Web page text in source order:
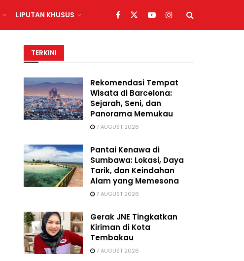
LIPUTAN KHUSUS
TERKINI
Rekomendasi Tempat
Wisata di Barcelona:
Sejarah, Seni, dan
Panorama Memukau
7 AUGUST 2026
Pantai Kenawa di
Sumbawa: Lokasi, Daya
Tarik, dan Keindahan
Alam yang Memesona
7 AUGUST 2026
Gerak JNE Tingkatkan
Kiriman di Kota
Tembakau
7 AUGUST 2026